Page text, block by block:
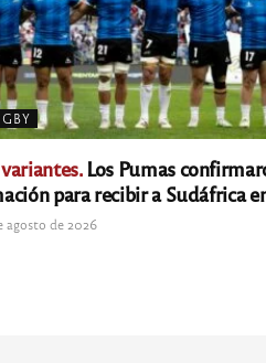
Los Pumas
para recibir a Sudáfrica
agosto de 2026